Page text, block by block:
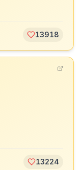
13918
13224